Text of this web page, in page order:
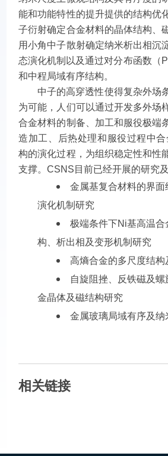
能和功能特性的提升提供的结构优
子衍射确定合金材料的晶体结构、
用小角中子散射确定纳米析出相沉
态演化机制以及通过对分布函数（
和中程局域有序结构。
中子的高穿透性使得复杂外场
为可能，人们可以通过开发多外场
合金材料的制备、加工和服役极端
造加工、后热处理和服役过程中
构的演化过程，为组织稳定性和性
支撑。CSNS目前已经开展的研究
金属基复合材料的界面
演化机制研究
极端条件下Ni基高温
构、析出相及变形机制研究
高熵合金的多尺度结构
自旋阻挫、反铁磁及
金晶体及磁结构研究
金属玻璃局域有序及纳
相关链接